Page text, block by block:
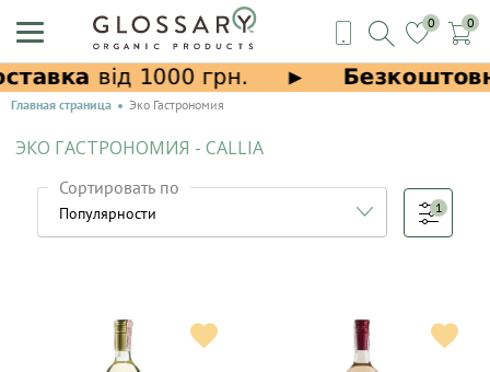
0 0
Главная страница Эко Гастрономия
ЭКО ГАСТРОНОМИЯ - CALLIA
Сортировать по
1